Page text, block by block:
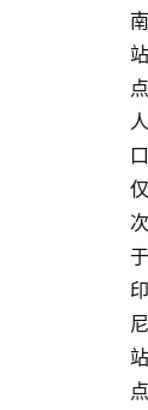
南
站
点
人
口
仅
次
于
印
尼
站
点